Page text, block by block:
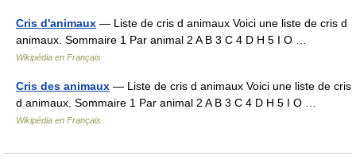
Cris d'animaux — Liste de cris d animaux Voici une liste de cris d
animaux. Sommaire 1 Par animal 2 A B 3 C 4 D H 5 I O …
Wikipédia en Français
Cris des animaux — Liste de cris d animaux Voici une liste de cris
d animaux. Sommaire 1 Par animal 2 A B 3 C 4 D H 5 I O …
Wikipédia en Français